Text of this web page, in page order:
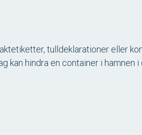
tulldeklarationer eller
kan hindra en container i hamnen i